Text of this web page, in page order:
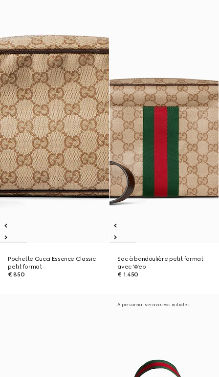
Pochette Gucci Essence Classic
petit format
€ 850
Sac à bandoulière petit format
avec Web
€ 1.450
À personnaliser avec vos initiales